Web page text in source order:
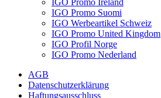
IGO Promo Suomi
IGO Werbeartikel Schweiz
IGO Promo United Kingdom
IGO Profil Norge
IGO Promo Nederland
AGB
Datenschutzerklärung
Haftungsausschluss